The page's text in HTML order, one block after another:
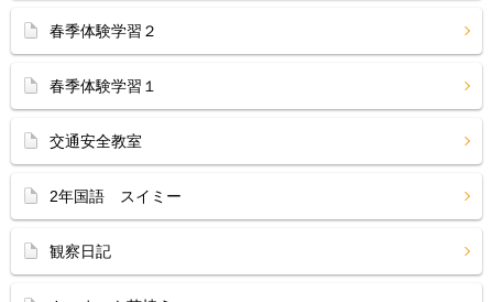
春季体験学習２
春季体験学習１
交通安全教室
2年国語 スイミー
観察日記